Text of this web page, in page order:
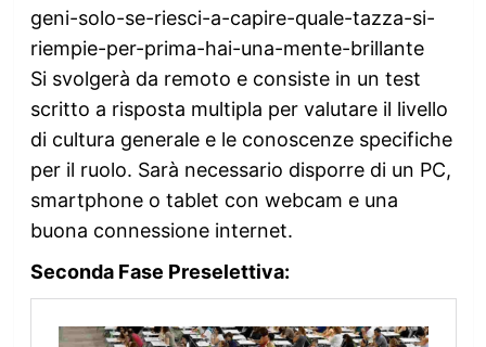
geni-solo-se-riesci-a-capire-quale-tazza-si-
riempie-per-prima-hai-una-mente-brillante
Si svolgerà da remoto e consiste in un test
scritto a risposta multipla per valutare il livello
di cultura generale e le conoscenze specifiche
per il ruolo. Sarà necessario disporre di un PC,
smartphone o tablet con webcam e una
buona connessione internet.
Seconda Fase Preselettiva: